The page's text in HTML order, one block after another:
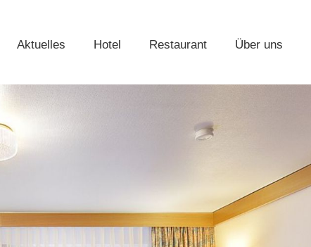
Aktuelles Hotel Restaurant Über uns